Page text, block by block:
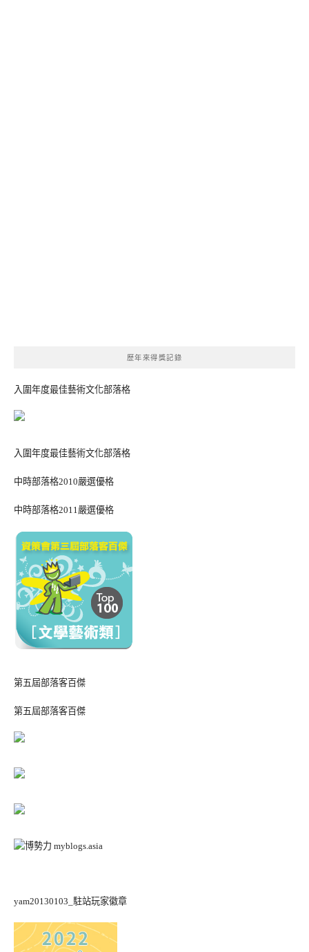
歷年來得獎記錄
入圍年度最佳藝術文化部落格
入圍年度最佳藝術文化部落格
中時部落格2010嚴選優格
中時部落格2011嚴選優格
第五屆部落客百傑
第五屆部落客百傑
yam20130103_駐站玩家徽章